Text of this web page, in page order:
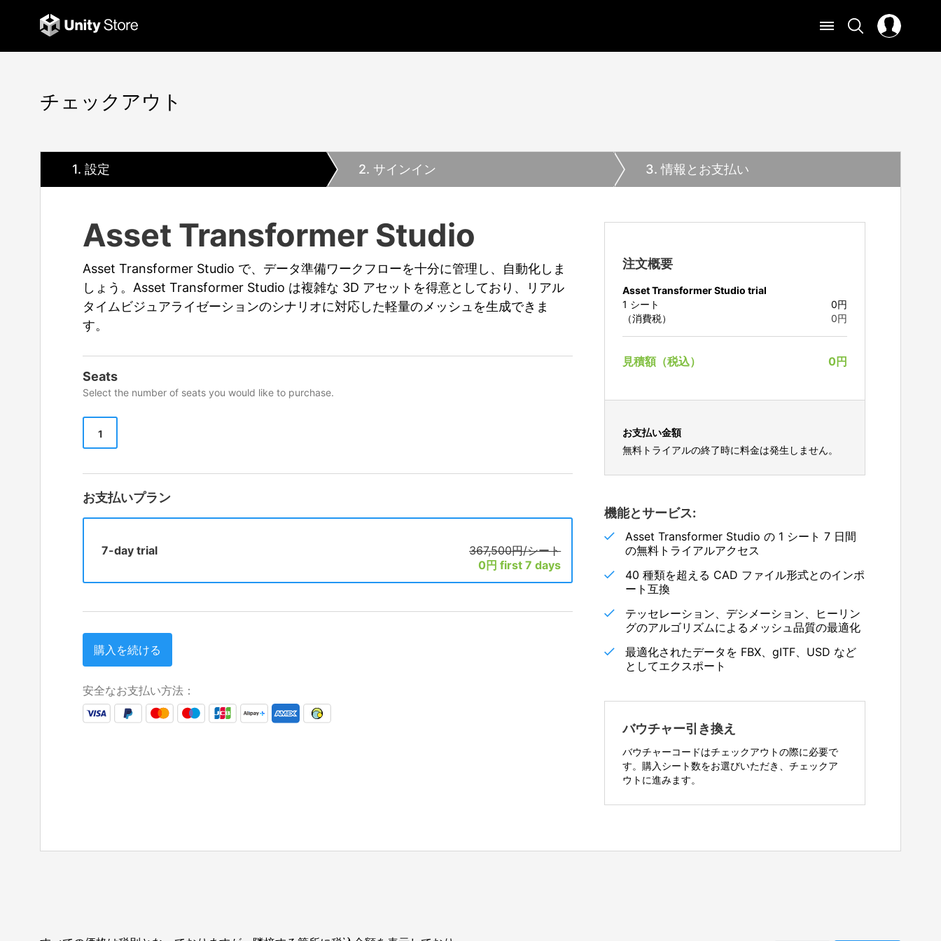
チェックアウト
1. 設定 2. サインイン 3. 情報とお支払い
Asset Transformer Studio
Asset Transformer Studio で、データ準備ワークフローを十分に管理し、自動化しま
しょう。Asset Transformer Studio は複雑な 3D アセットを得意としており、リアル
タイムビジュアライゼーションのシナリオに対応した軽量のメッシュを生成できま
す。
Seats
Select the number of seats you would like to purchase.
1
お支払いプラン
7-day trial
367,500円/シート
0円 first 7 days
購入を続ける
安全なお支払い方法：
注文概要
Asset Transformer Studio trial
1 シート
0円
（消費税）
0円
見積額（税込） 0円
お支払い金額
無料トライアルの終了時に料金は発生しません。
機能とサービス:
Asset Transformer Studio の 1 シート 7 日間
の無料トライアルアクセス
40 種類を超える CAD ファイル形式とのインポ
ート互換
テッセレーション、デシメーション、ヒーリン
グのアルゴリズムによるメッシュ品質の最適化
最適化されたデータを FBX、gITF、USD など
としてエクスポート
バウチャー引き換え
バウチャーコードはチェックアウトの際に必要で
す。購入シート数をお選びいただき、チェックア
ウトに進みます。